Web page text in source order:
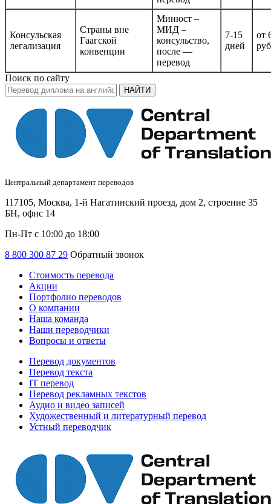
Консульская
легализация
Страны вне
Гаагской
конвенции
Минюст –
МИД –
консульство,
после —
перевод
7-15
дней
от
Поиск по сайту
НАЙТИ
Центральный департамент переводов
117105, Москва, 1-й Нагатинский проезд, дом 2, строение 35
БН, офис 14
Пн-Пт с 10:00 до 18:00
8 800 300 87 29 Обратный звонок
Стоимость перевода
Акции
Портфолио переводов
О компании
Наша команда
Наши переводчики
Вопросы и ответы
Перевод документов
Перевод текста
IT перевод
Перевод рекламных текстов
Аудио и видео записей
Художественный и литературный перевод
Устный переводчик